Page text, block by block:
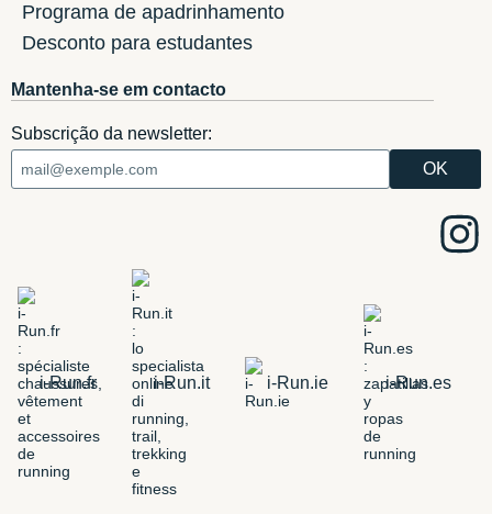
Programa de apadrinhamento
Desconto para estudantes
Mantenha-se em contacto
Subscrição da newsletter:
i-Run.fr i-Run.it i-Run.ie i-Run.es